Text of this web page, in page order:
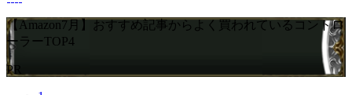
【Amazon7月】おすすめ記事からよく買われているコントロ
ーラーTOP4
PR